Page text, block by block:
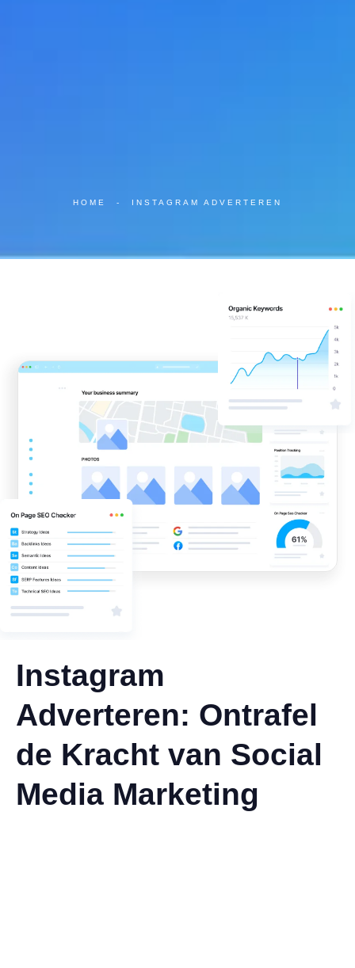
HOME - INSTAGRAM ADVERTEREN
Instagram
Adverteren: Ontrafel
de Kracht van Social
Media Marketing